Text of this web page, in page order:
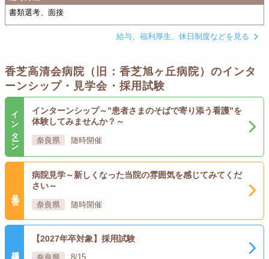
書類選考、面接
給与、福利厚生、休日制度などを見る
香芝高清会病院（旧：香芝旭ヶ丘病院）のインタ
ーンシップ・見学会・採用試験
インターン
インターンシップ～”患者さまのそばで寄り添う看護”を
体験してみませんか？～
奈良県 随時開催
病院見学～新しくなった当院の雰囲気を感じてみてくだ
さい～
奈良県 随時開催
【2027年卒対象】採用試験
奈良県 8/15